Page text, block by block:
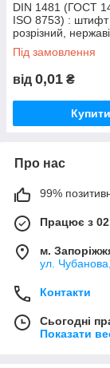
DIN 1481 (ГОСТ
ISO 8753) :
розрізний,
Під замовлення
від 0,01 ₴
Купити
Про нас
99%
Працює з
м.
ул.
Контакти
Сьогодні
Показати